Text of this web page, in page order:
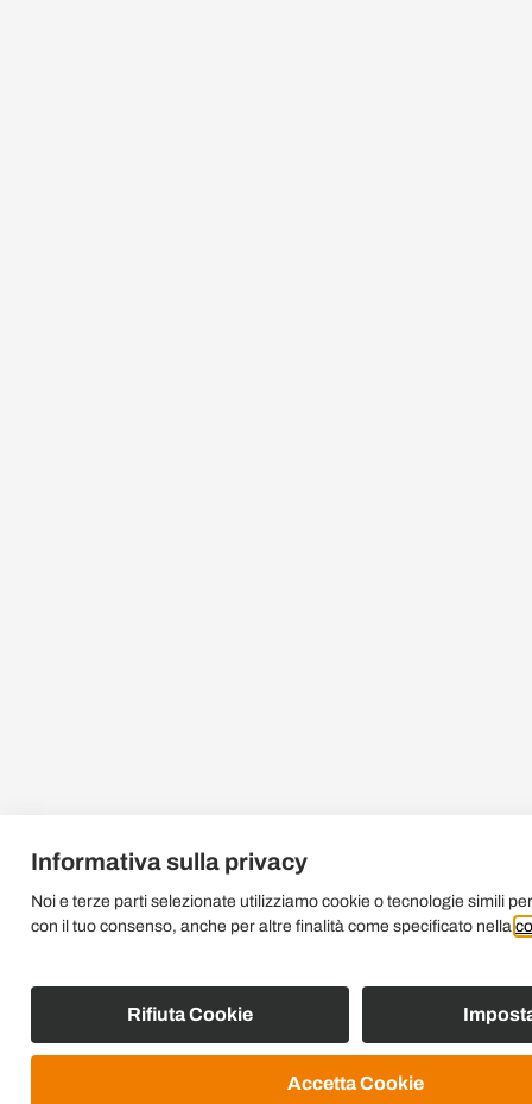
Informativa sulla privacy
Noi e terze parti selezionate utilizziamo cookie o tecnologie simili
con il tuo consenso, anche per altre finalità come specificato nella
Accetta Cookie
Rifiuta Cookie